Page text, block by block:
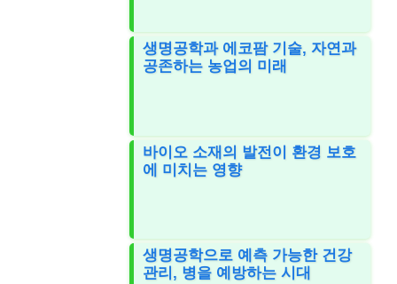
생명공학과 에코팜 기술, 자연과
공존하는 농업의 미래
바이오 소재의 발전이 환경 보호
에 미치는 영향
생명공학으로 예측 가능한 건강
관리, 병을 예방하는 시대